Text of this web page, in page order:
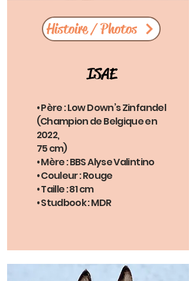
Histoire / Photos
ISAE
• Père : Low Down’s Zinfandel
(Champion de Belgique en
2022,
75 cm)
• Mère : BBS Alyse Valintino
• Couleur : Rouge
• Taille : 81 cm
• Studbook : MDR